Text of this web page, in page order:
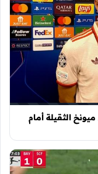
الثقيلة أمام